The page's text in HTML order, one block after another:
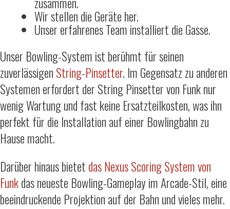
Wir stellen die Geräte her.
Unser erfahrenes Team installiert die Gasse.
Unser Bowling-System ist berühmt für seinen
zuverlässigen String-Pinsetter. Im Gegensatz zu anderen
Systemen erfordert der String Pinsetter von Funk nur
wenig Wartung und fast keine Ersatzteilkosten, was ihn
perfekt für die Installation auf einer Bowlingbahn zu
Hause macht.
Darüber hinaus bietet das Nexus Scoring System von
Funkdas neueste Bowling-Gameplay im Arcade-Stil, eine
beeindruckende Projektion auf der Bahn und vieles mehr.